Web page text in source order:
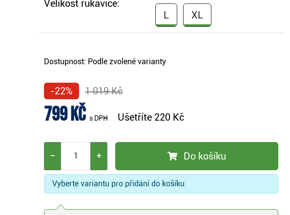
Velikost rukavice:
L XL
Dostupnost: Podle zvolené varianty
-22% 1 019 Kč
799 Kč s DPH Ušetříte 220 Kč
− + Do košíku
Vyberte variantu pro přidání do košíku